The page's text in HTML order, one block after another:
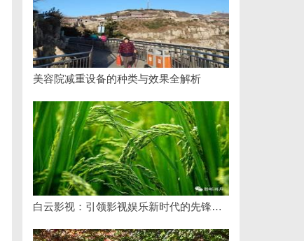
美容院减重设备的种类与效果全解析
白云影视：引领影视娱乐新时代的先锋力量